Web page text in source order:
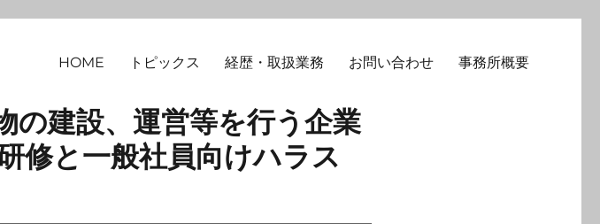
HOME トピックス 経歴・取扱業務 お問い合わせ 事務所概要
の建設、運営等を行う企業
修と一般社員向けハラス